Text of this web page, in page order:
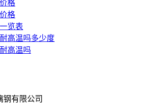
格
格
览表
高温吗多少度
高温吗
钢有限公司